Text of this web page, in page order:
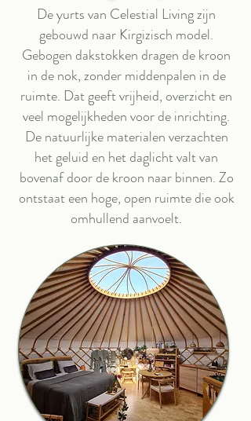
De yurts van Celestial Living zijn
gebouwd naar Kirgizisch model.
Gebogen dakstokken dragen de kroon
in de nok, zonder middenpalen in de
ruimte. Dat geeft vrijheid, overzicht en
veel mogelijkheden voor de inrichting.
De natuurlijke materialen verzachten
het geluid en het daglicht valt van
bovenaf door de kroon naar binnen. Zo
ontstaat een hoge, open ruimte die ook
omhullend aanvoelt.